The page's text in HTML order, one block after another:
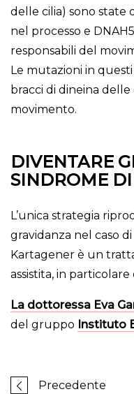
delle cilia) sono state
nel processo e
responsabili del
Le mutazioni in
bracci di dineina delle
movimento.
DIVENTARE
SINDROME
L’unica strategia
gravidanza nel caso
Kartagener è un
assistita, in particolare
La dottoressa Eva
del gruppo Instituto
Precedente